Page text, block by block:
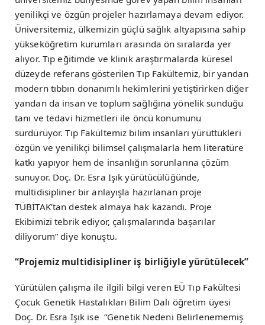
yenilikçi ve özgün projeler hazırlamaya devam ediyor.
Üniversitemiz, ülkemizin güçlü sağlık altyapısına sahip
yükseköğretim kurumları arasında ön sıralarda yer
alıyor. Tıp eğitimde ve klinik araştırmalarda küresel
düzeyde referans gösterilen Tıp Fakültemiz, bir yandan
modern tıbbın donanımlı hekimlerini yetiştirirken diğer
yandan da insan ve toplum sağlığına yönelik sunduğu
tanı ve tedavi hizmetleri ile öncü konumunu
sürdürüyor. Tıp Fakültemiz bilim insanları yürüttükleri
özgün ve yenilikçi bilimsel çalışmalarla hem literatüre
katkı yapıyor hem de insanlığın sorunlarına çözüm
sunuyor. Doç. Dr. Esra Işık yürütücülüğünde,
multidisipliner bir anlayışla hazırlanan proje
TÜBİTAK’tan destek almaya hak kazandı. Proje
Ekibimizi tebrik ediyor, çalışmalarında başarılar
diliyorum” diye konuştu.
“Projemiz multidisipliner iş birliğiyle yürütülecek”
Yürütülen çalışma ile ilgili bilgi veren EÜ Tıp Fakültesi
Çocuk Genetik Hastalıkları Bilim Dalı öğretim üyesi
Doç. Dr. Esra Işık ise “Genetik Nedeni Belirlenememiş